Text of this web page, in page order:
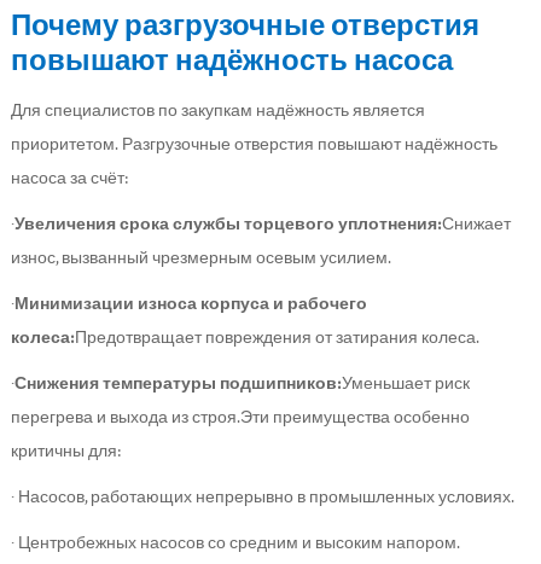
Почему разгрузочные отверстия
повышают надёжность насоса
Для специалистов по закупкам надёжность является
приоритетом. Разгрузочные отверстия повышают надёжность
насоса за счёт:
·Увеличения срока службы торцевого уплотнения:Снижает
износ, вызванный чрезмерным осевым усилием.
·Минимизации износа корпуса и рабочего
колеса:Предотвращает повреждения от затирания колеса.
·Снижения температуры подшипников:Уменьшает риск
перегрева и выхода из строя.Эти преимущества особенно
критичны для:
· Насосов, работающих непрерывно в промышленных условиях.
· Центробежных насосов со средним и высоким напором.